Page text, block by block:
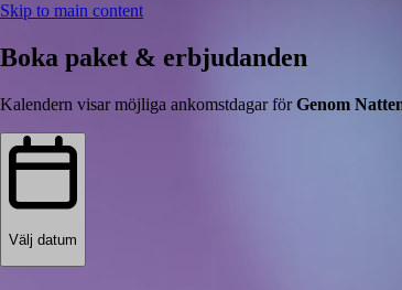
Skip to main content
Boka paket & erbjudanden
Kalendern visar möjliga ankomstdagar förGenom
Välj datum